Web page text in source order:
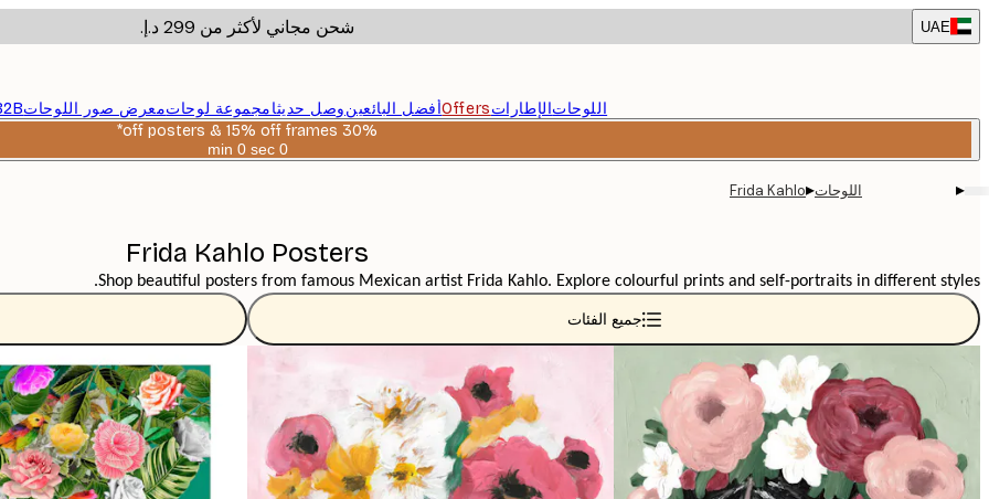
Skip
to
UAE شحن مجاني لأكثر من ‏299 د.إ.‏
اللوحاتالإطاراتOffersأفضل البائعينوصل حديثامجموعة لوحاتمعرض صور اللوحات
30% off posters & 15% off frames*
0 min
0 secصالحة
▸ اللوحات▸
Frida Kahlo
Frida Kahlo Posters
Shop beautiful posters from famous Mexican artist Frida Kahlo. Explore colourful prints and self-portraits in different styles.
جميع الفئات